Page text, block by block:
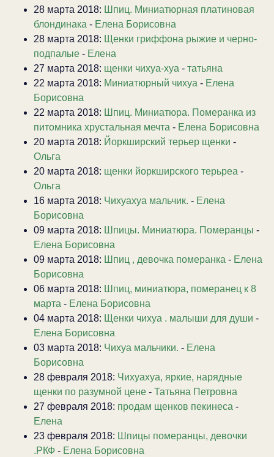
28 марта 2018: Шпиц. Миниатюрная платиновая
блондинака - Елена Борисовна
28 марта 2018: Щенки гриффона рыжие и черно-
подпалые - Елена
27 марта 2018: щенки чихуа-хуа - татьяна
22 марта 2018: Миниатюрный чихуа - Елена
Борисовна
22 марта 2018: Шпиц. Миниатюра. Померанка из
питомника хрустальная мечта - Елена Борисовна
20 марта 2018: Йоркширский терьер щенки -
Ольга
20 марта 2018: щенки йоркширского терьреа -
Ольга
16 марта 2018: Чихуахуа мальчик. - Елена
Борисовна
09 марта 2018: Шпицы. Миниатюра. Померанцы -
Елена Борисовна
09 марта 2018: Шпиц , девочка померанка - Елена
Борисовна
06 марта 2018: Шпиц, миниатюра, померанец к 8
марта - Елена Борисовна
04 марта 2018: Щенки чихуа . малыши для души -
Елена Борисовна
03 марта 2018: Чихуа мальчики. - Елена
Борисовна
28 февраля 2018: Чихуахуа, яркие, нарядные
щенки по разумной цене - Татьяна Петровна
27 февраля 2018: продам щенков пекинеса -
Елена
23 февраля 2018: Шпицы померанцы, девочки
.РКФ - Елена Борисовна